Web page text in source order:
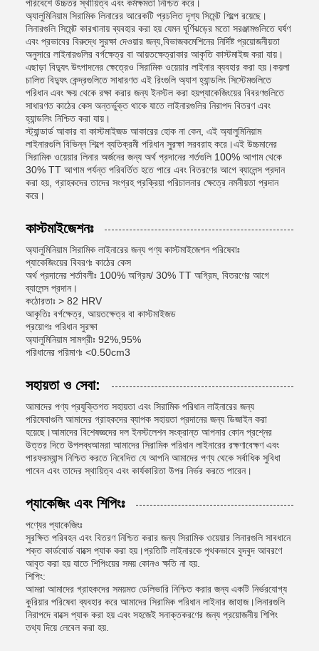
পরিবেশে উচ্চতর স্থায়িত্ব এবং কর্মক্ষমতা নিশ্চিত করে।
অ্যালুমিনিয়াম সিরামিক লিনারের আরেকটি প্রচলিত দৃশ্য সিমেন্ট শিল্পে রয়েছে।
লিনারগুলি সিমেন্ট কারখানায় ব্যবহার করা হয় যেমন ঘূর্ণিঝড়ের মতো সরঞ্জামগুলিতে ঘর্ষণ
এবং প্রভাবের বিরুদ্ধে সুরক্ষা দেওয়ার জন্য,বিভাজকমেশিনের নির্দিষ্ট প্রয়োজনীয়তা
অনুসারে লাইনারগুলির বর্গক্ষেত্র বা আয়তক্ষেত্রাকার আকৃতি কাস্টমাইজ করা যায়।
এছাড়া বিদ্যুৎ উৎপাদনের ক্ষেত্রেও সিরামিক ওয়েয়ার লাইনার ব্যবহার করা হয়।কয়লা
চালিত বিদ্যুৎ কেন্দ্রগুলিতে সাধারণত এই রিংগুলি অ্যাশ হ্যান্ডলিং সিস্টেমগুলিতে
পরিধান এবং ক্ষয় থেকে রক্ষা করার জন্য ইনস্টল করা হয়প্যাকেজিংয়ের বিবরণগুলিতে
সাধারণত কাঠের কেস অন্তর্ভুক্ত থাকে যাতে লাইনারগুলির নিরাপদ বিতরণ এবং
হ্যান্ডলিং নিশ্চিত করা যায়।
স্ট্যান্ডার্ড আকার বা কাস্টমাইজড আকারের হোক না কেন, এই অ্যালুমিনিয়াম
লাইনারগুলি বিভিন্ন শিল্পে ব্যতিক্রমী পরিধান সুরক্ষা সরবরাহ করে।এই উচ্চমানের
সিরামিক ওয়েয়ার লিনার অর্জনের জন্য অর্থ প্রদানের শর্তগুলি 100% আগাম থেকে
30% TT আগাম পর্যন্ত পরিবর্তিত হতে পারে এবং বিতরণের আগে ব্যালেন্স প্রদান
করা হয়, গ্রাহকদের তাদের সংগ্রহ প্রক্রিয়া পরিচালনার ক্ষেত্রে নমনীয়তা প্রদান
করে।
কাস্টমাইজেশনঃ
অ্যালুমিনিয়াম সিরামিক লাইনারের জন্য পণ্য কাস্টমাইজেশন পরিষেবাঃ
প্যাকেজিংয়ের বিবরণঃ কাঠের কেস
অর্থ প্রদানের শর্তাবলীঃ 100% অগ্রিম/ 30% TT অগ্রিম, বিতরণের আগে
ব্যালেন্স প্রদান।
কঠোরতাঃ > 82 HRV
আকৃতিঃ বর্গক্ষেত্র, আয়তক্ষেত্র বা কাস্টমাইজড
প্রয়োগঃ পরিধান সুরক্ষা
অ্যালুমিনিয়াম সামগ্রীঃ 92%,95%
পরিধানের পরিমাণঃ <0.50cm3
সহায়তা ও সেবা:
আমাদের পণ্য প্রযুক্তিগত সহায়তা এবং সিরামিক পরিধান লাইনারের জন্য
পরিষেবাগুলি আমাদের গ্রাহকদের ব্যাপক সহায়তা প্রদানের জন্য ডিজাইন করা
হয়েছে।আমাদের বিশেষজ্ঞদের দল ইনস্টলেশন সংক্রান্ত আপনার কোন প্রশ্নের
উত্তর দিতে উপলব্ধআমরা আমাদের সিরামিক পরিধান লাইনারের রক্ষণাবেক্ষণ এবং
পারফরম্যান্স নিশ্চিত করতে নিবেদিত যে আপনি আমাদের পণ্য থেকে সর্বাধিক সুবিধা
পাবেন এবং তাদের স্থায়িত্ব এবং কার্যকারিতা উপর নির্ভর করতে পারেন।
প্যাকেজিং এবং শিপিংঃ
পণ্যের প্যাকেজিংঃ
সুরক্ষিত পরিবহন এবং বিতরণ নিশ্চিত করার জন্য সিরামিক ওয়েয়ার লিনারগুলি সাবধানে
শক্ত কার্ডবোর্ড বাক্সে প্যাক করা হয়।প্রতিটি লাইনারকে পৃথকভাবে বুদবুদ আবরণে
আবৃত করা হয় যাতে শিপিংয়ের সময় কোনও ক্ষতি না হয়.
শিপিং:
আমরা আমাদের গ্রাহকদের সময়মত ডেলিভারি নিশ্চিত করার জন্য একটি নির্ভরযোগ্য
কুরিয়ার পরিষেবা ব্যবহার করে আমাদের সিরামিক পরিধান লাইনার জাহাজ।লিনারগুলি
নিরাপদে বাক্সে প্যাক করা হয় এবং সহজেই সনাক্তকরণের জন্য প্রয়োজনীয় শিপিং
তথ্য দিয়ে লেবেল করা হয়.